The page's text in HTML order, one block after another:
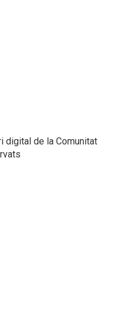
de la Comunitat